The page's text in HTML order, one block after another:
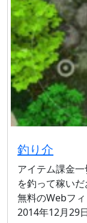
釣り介
アイテム課金
を釣って稼い
無料のWebフ
2014年12月29